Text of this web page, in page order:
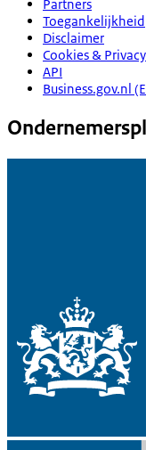
Partners
Toegankelijkheid
Disclaimer
Cookies & Privacy
API
Business.gov.nl